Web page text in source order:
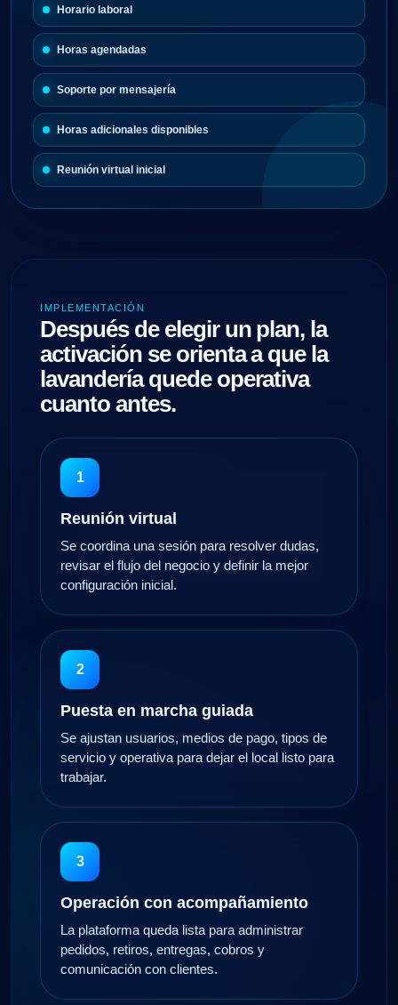
Horario laboral
Horas agendadas
Soporte por mensajería
Horas adicionales disponibles
Reunión virtual inicial
IMPLEMENTACIÓN
Después de elegir un plan, la
activación se orienta a que la
lavandería quede operativa
cuanto antes.
1
Reunión virtual
Se coordina una sesión para resolver dudas,
revisar el flujo del negocio y definir la mejor
configuración inicial.
2
Puesta en marcha guiada
Se ajustan usuarios, medios de pago, tipos de
servicio y operativa para dejar el local listo para
trabajar.
3
Operación con acompañamiento
La plataforma queda lista para administrar
pedidos, retiros, entregas, cobros y
comunicación con clientes.